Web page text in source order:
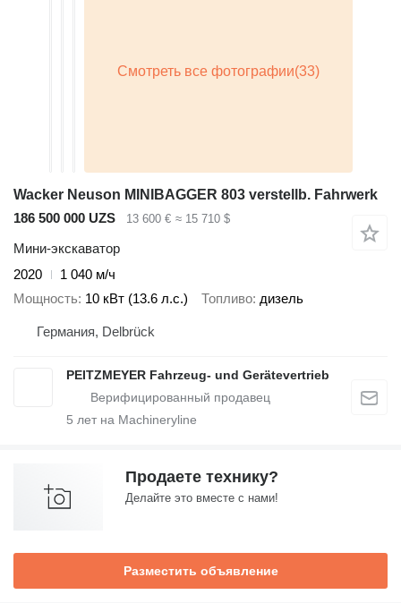
Wacker Neuson MINIBAGGER 803 verstellb. Fahrwerk
186 500 000 UZS
13 600 € ≈ 15 710 $
Мини-экскаватор
2020
1 040 м/ч
Мощность 10 кВт (13.6 л.с.) Топливо дизель
Германия, Delbrück
PEITZMEYER Fahrzeug- und Gerätevertrieb
5 лет на Machineryline
Продаете технику?
Делайте это вместе с нами!
Разместить объявление